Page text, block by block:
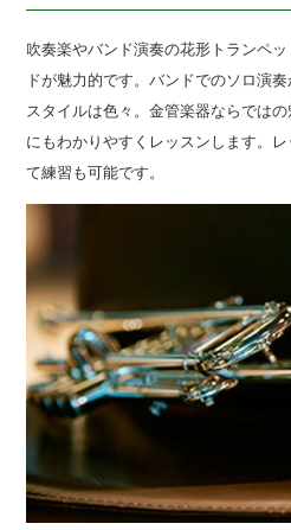
吹奏楽やバンド演奏の花形トランペ
ドが魅力的です。バンドでのソロ演
スタイルは色々。金管楽器ならでは
にもわかりやすくレッスンします。
て練習も可能です。